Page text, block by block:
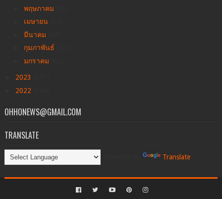
พฤษภาคม
เมษายน
มีนาคม
กุมภาพันธ์
มกราคม
2023
2022
OHHONEWS@GMAIL.COM
TRANSLATE
Translate